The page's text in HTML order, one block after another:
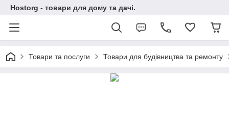
Hostorg - товари для дому та дачі.
Товари та послуги Товари для будівництва та ремонту